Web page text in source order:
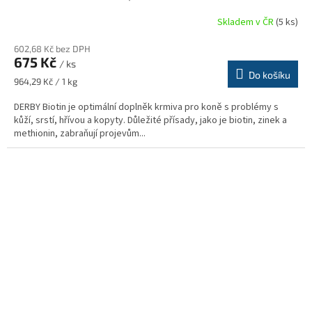
Skladem v ČR (5 ks)
602,68 Kč bez DPH
675 Kč / ks
Měrná
964,29 Kč / 1 kg
Do košíku
DERBY Biotin je optimální doplněk krmiva pro koně s problémy s
kůží, srstí, hřívou a kopyty. Důležité přísady, jako je biotin, zinek a
methionin, zabraňují projevům...